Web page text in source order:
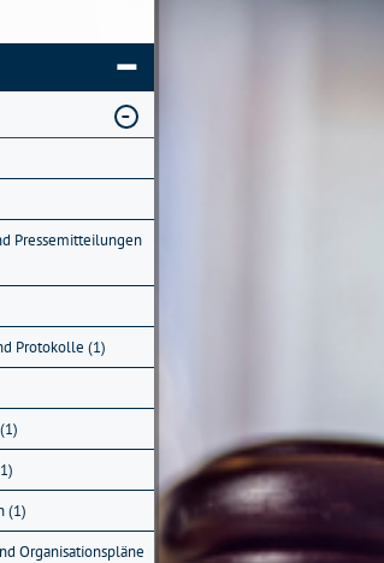
Pressemitteilungen
Protokolle (1)
(1)
Organisationspläne